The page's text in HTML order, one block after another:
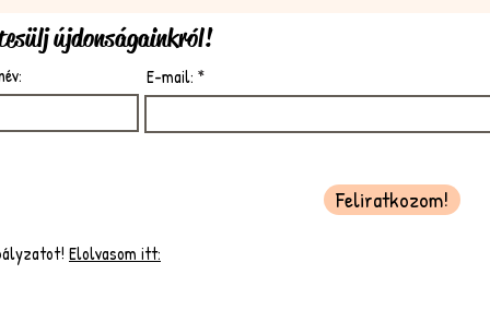
újdonságainkról!
E-mail:
Feliratkozom!
Elolvasom itt: